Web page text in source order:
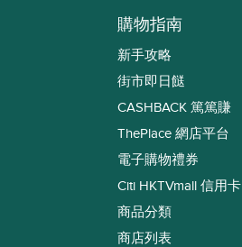
購物指南
新手攻略
街市即日餸
CASHBACK 篤篤賺
ThePlace 網店平台
電子購物禮券
Citi HKTVmall 信用卡
商品分類
商店列表